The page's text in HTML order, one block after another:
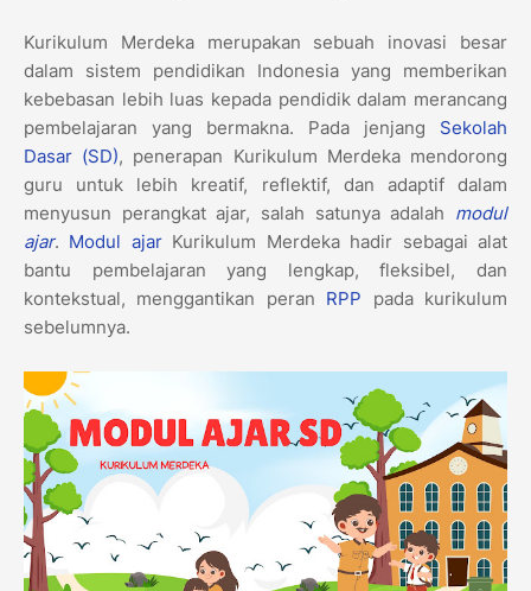
Kurikulum Merdeka merupakan sebuah inovasi besar
dalam sistem pendidikan Indonesia yang memberikan
kebebasan lebih luas kepada pendidik dalam merancang
pembelajaran yang bermakna. Pada jenjang Sekolah
Dasar (SD), penerapan Kurikulum Merdeka mendorong
guru untuk lebih kreatif, reflektif, dan adaptif dalam
menyusun perangkat ajar, salah satunya adalah modul
ajar. Modul ajarKurikulum Merdeka hadir sebagai alat
bantu pembelajaran yang lengkap, fleksibel, dan
kontekstual, menggantikan peran RPP pada kurikulum
sebelumnya.